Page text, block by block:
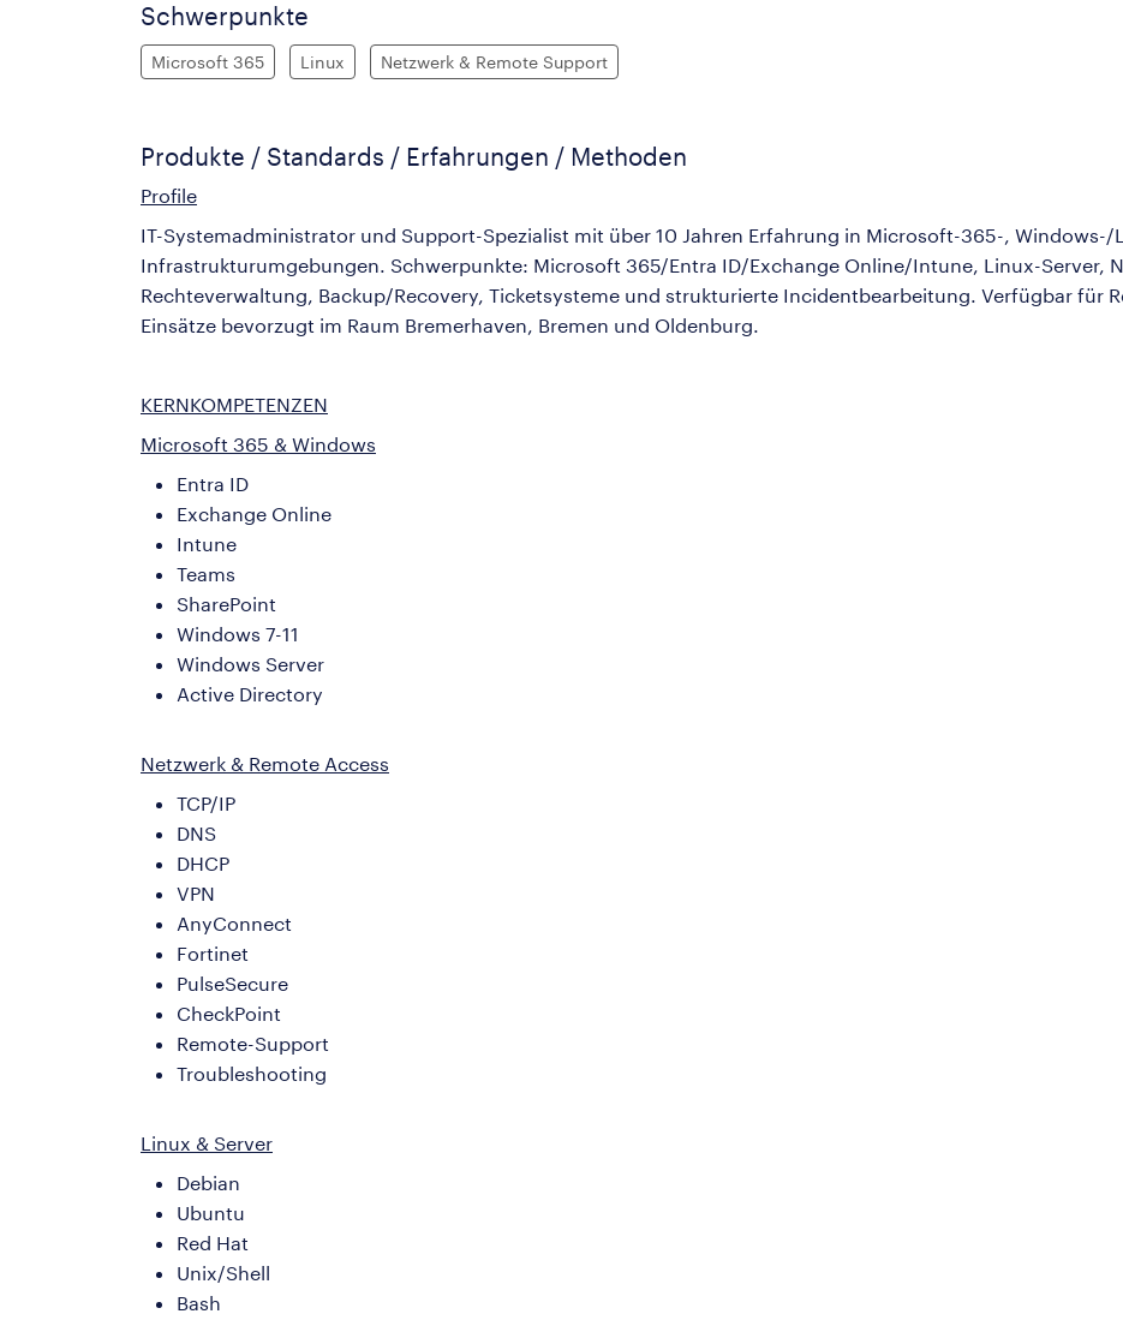
Schwerpunkte
Microsoft 365 Linux Netzwerk & Remote Support
Produkte / Standards / Erfahrungen / Methoden
Profile
IT-Systemadministrator und Support-Spezialist mit über 10 Jahren Erfahrung in Microsoft-365-,
Infrastrukturumgebungen. Schwerpunkte: Microsoft 365/Entra ID/Exchange Online/Intune, Linux-Server,
Rechteverwaltung, Backup/Recovery, Ticketsysteme und strukturierte Incidentbearbeitung. Verfügbar für
Einsätze bevorzugt im Raum Bremerhaven, Bremen und Oldenburg.
KERNKOMPETENZEN
Microsoft 365 & Windows
Entra ID
Exchange Online
Intune
Teams
SharePoint
Windows 7-11
Windows Server
Active Directory
Netzwerk & Remote Access
TCP/IP
DNS
DHCP
VPN
AnyConnect
Fortinet
PulseSecure
CheckPoint
Remote-Support
Troubleshooting
Linux & Server
Debian
Ubuntu
Red Hat
Unix/Shell
Bash